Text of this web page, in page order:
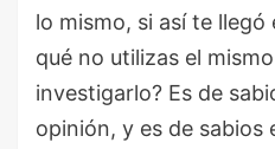
lo mismo, si así te
qué no utilizas el
investigarlo? Es de
opinión, y es de sabios